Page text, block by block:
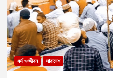
ধর্ম ও জীবন সারাদেশ